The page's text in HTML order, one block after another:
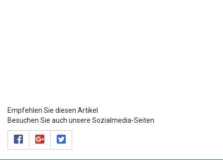
Empfehlen Sie diesen Artikel
Besuchen Sie auch unsere Sozialmedia-Seiten